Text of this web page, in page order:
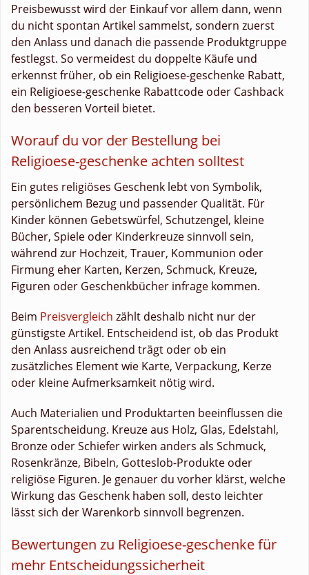
Preisbewusst wird der Einkauf vor allem dann, wenn
du nicht spontan Artikel sammelst, sondern zuerst
den Anlass und danach die passende Produktgruppe
festlegst. So vermeidest du doppelte Käufe und
erkennst früher, ob ein Religioese-geschenke Rabatt,
ein Religioese-geschenke Rabattcode oder Cashback
den besseren Vorteil bietet.
Worauf du vor der Bestellung bei
Religioese-geschenke achten solltest
Ein gutes religiöses Geschenk lebt von Symbolik,
persönlichem Bezug und passender Qualität. Für
Kinder können Gebetswürfel, Schutzengel, kleine
Bücher, Spiele oder Kinderkreuze sinnvoll sein,
während zur Hochzeit, Trauer, Kommunion oder
Firmung eher Karten, Kerzen, Schmuck, Kreuze,
Figuren oder Geschenkbücher infrage kommen.
Beim Preisvergleich zählt deshalb nicht nur der
günstigste Artikel. Entscheidend ist, ob das Produkt
den Anlass ausreichend trägt oder ob ein
zusätzliches Element wie Karte, Verpackung, Kerze
oder kleine Aufmerksamkeit nötig wird.
Auch Materialien und Produktarten beeinflussen die
Sparentscheidung. Kreuze aus Holz, Glas, Edelstahl,
Bronze oder Schiefer wirken anders als Schmuck,
Rosenkränze, Bibeln, Gotteslob-Produkte oder
religiöse Figuren. Je genauer du vorher klärst, welche
Wirkung das Geschenk haben soll, desto leichter
lässt sich der Warenkorb sinnvoll begrenzen.
Bewertungen zu Religioese-geschenke für
mehr Entscheidungssicherheit